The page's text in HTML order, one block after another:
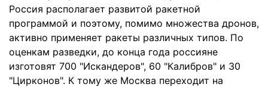
Россия располагает развитой ракетной
программой и поэтому, помимо множества дронов,
активно применяет ракеты различных типов. По
оценкам разведки, до конца года россияне
изготовят 700 "Искандеров", 60 "Калибров" и 30
"Цирконов". К тому же Москва переходит на